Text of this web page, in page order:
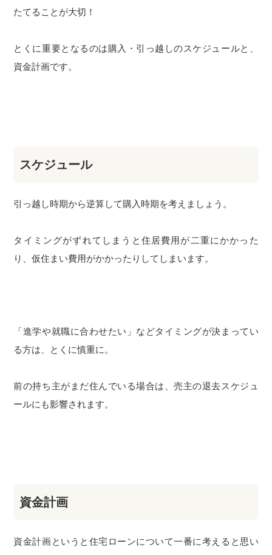
たてることが大切！
とくに重要となるのは購入・引っ越しのスケジュールと、
資金計画です。
スケジュール
引っ越し時期から逆算して購入時期を考えましょう。
タイミングがずれてしまうと住居費用が二重にかかった
り、仮住まい費用がかかったりしてしまいます。
「進学や就職に合わせたい」などタイミングが決まってい
る方は、とくに慎重に。
前の持ち主がまだ住んでいる場合は、売主の退去スケジュ
ールにも影響されます。
資金計画
資金計画というと住宅ローンについて一番に考えると思い